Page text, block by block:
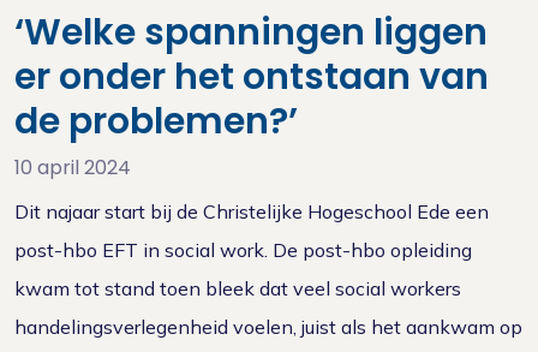
‘Welke spanningen liggen
er onder het ontstaan van
de problemen?’
10 april 2024
Dit najaar start bij de Christelijke Hogeschool Ede een
post-hbo EFT in social work. De post-hbo opleiding
kwam tot stand toen bleek dat veel social workers
handelingsverlegenheid voelen, juist als het aankwam op